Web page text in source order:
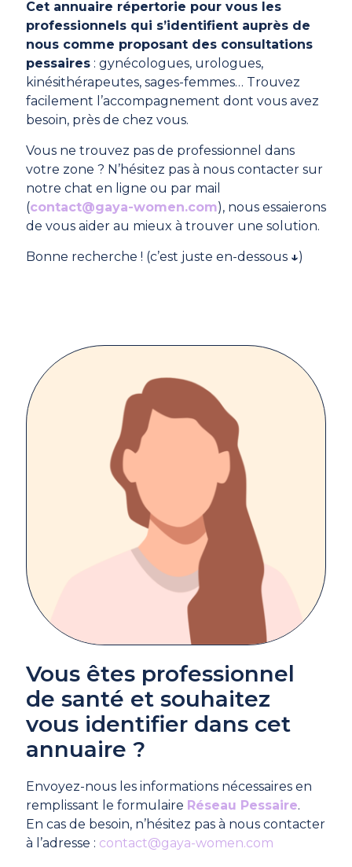
Cet annuaire répertorie pour vous les
professionnels qui s’identifient auprès de
nous comme proposant des consultations
pessaires : gynécologues, urologues,
kinésithérapeutes, sages-femmes… Trouvez
facilement l’accompagnement dont vous avez
besoin, près de chez vous.
Vous ne trouvez pas de professionnel dans
votre zone ? N’hésitez pas à nous contacter sur
notre chat en ligne ou par mail
(contact@gaya-women.com), nous essaierons
de vous aider au mieux à trouver une solution.
Bonne recherche ! (c’est juste en-dessous ↓)
Vous êtes professionnel
de santé et souhaitez
vous identifier dans cet
annuaire ?
Envoyez-nous les informations nécessaires en
remplissant le formulaire Réseau Pessaire.
En cas de besoin, n’hésitez pas à nous contacter
à l’adresse : contact@gaya-women.com